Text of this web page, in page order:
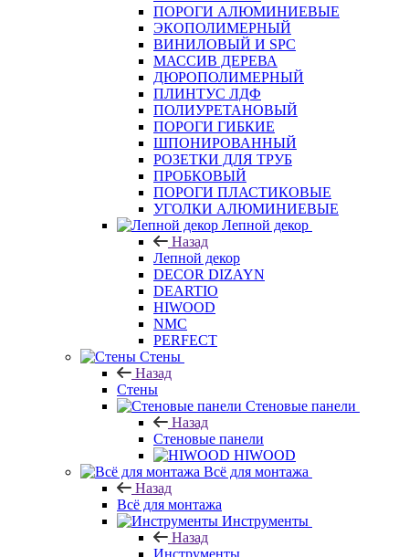
ПОРОГИ АЛЮМИНИЕВЫЕ
ЭКОПОЛИМЕРНЫЙ
ВИНИЛОВЫЙ И SPC
МАССИВ ДЕРЕВА
ДЮРОПОЛИМЕРНЫЙ
ПЛИНТУС ЛДФ
ПОЛИУРЕТАНОВЫЙ
ПОРОГИ ГИБКИЕ
ШПОНИРОВАННЫЙ
РОЗЕТКИ ДЛЯ ТРУБ
ПРОБКОВЫЙ
ПОРОГИ ПЛАСТИКОВЫЕ
УГОЛКИ АЛЮМИНИЕВЫЕ
Лепной декор
Назад
Лепной декор
DECOR DIZAYN
DEARTIO
HIWOOD
NMC
PERFECT
Стены
Назад
Стены
Стеновые панели
Назад
Стеновые панели
HIWOOD
Всё для монтажа
Назад
Всё для монтажа
Инструменты
Назад
Инструменты